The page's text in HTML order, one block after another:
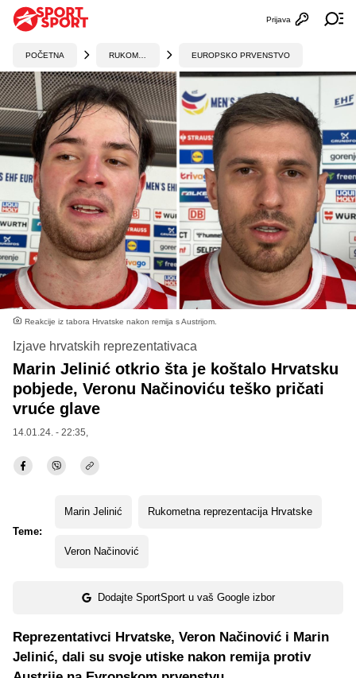
Otvori
Prijava
POČETNA EUROPSKO PRVENSTVO
Reakcije iz tabora Hrvatske nakon remija s Austrijom.
Izjave hrvatskih reprezentativaca
Marin Jelinić otkrio šta je koštalo Hrvatsku
pobjede, Veronu Načinoviću teško pričati
vruće glave
14.01.24. - 22:35,
Teme:
Marin Jelinić Rukometna reprezentacija Hrvatske
Veron Načinović
Dodajte SportSport u vaš Google izbor
Reprezentativci Hrvatske, Veron Načinović i Marin
Jelinić, dali su svoje utiske nakon remija protiv